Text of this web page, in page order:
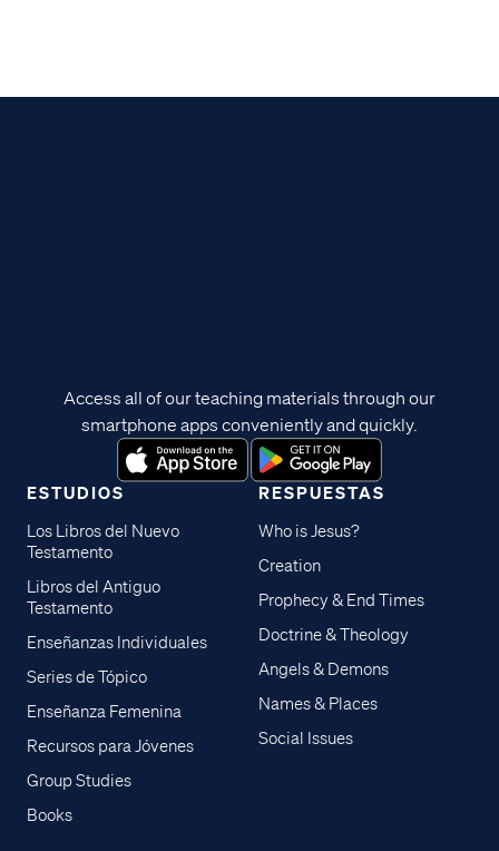
ESTUDIOS
Los Libros del Nuevo
Testamento
Libros del Antiguo
Testamento
Enseñanzas Individuales
Series de Tópico
Enseñanza Femenina
Recursos para Jóvenes
Group Studies
Books
RESPUESTAS
Who is Jesus?
Creation
Prophecy & End Times
Doctrine & Theology
Angels & Demons
Names & Places
Social Issues
Access all of our teaching materials through our
smartphone apps conveniently and quickly.